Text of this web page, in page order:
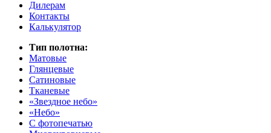
Дилерам
Контакты
Калькулятор
Тип полотна:
Матовые
Глянцевые
Сатиновые
Тканевые
«Звездное небо»
«Небо»
С фотопечатью